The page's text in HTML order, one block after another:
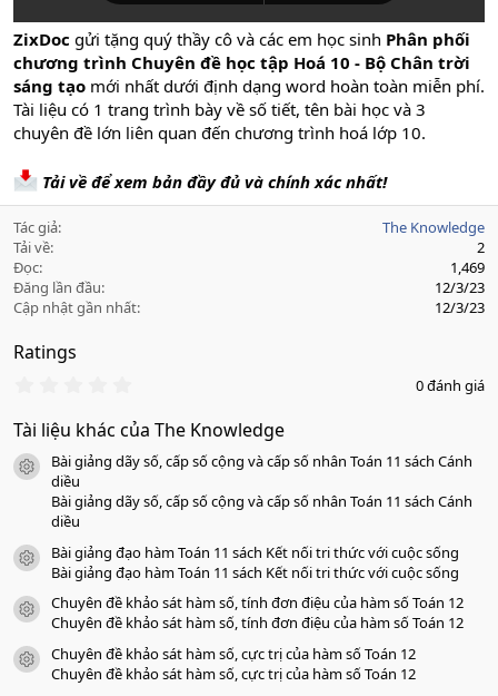
ZixDoc gửi tặng quý thầy cô và các em học sinh Phân phối
chương trình Chuyên đề học tập Hoá 10 - Bộ Chân trời
sáng tạo mới nhất dưới định dạng word hoàn toàn miễn phí.
Tài liệu có 1 trang trình bày về số tiết, tên bài học và 3
chuyên đề lớn liên quan đến chương trình hoá lớp 10.
Tải về để xem bản đầy đủ và chính xác nhất!
Tác giả
The Knowledge
Tải về
2
Đọc
1,469
Đăng lần đầu
12/3/23
Cập nhật gần nhất
12/3/23
Ratings
0
0
a
0 đánh giá
Tài liệu khác của The Knowledge
icon tài liệu
Bài giảng dãy số, cấp số cộng và cấp số nhân Toán 11 sách Cánh
diều
Bài giảng dãy số, cấp số cộng và cấp số nhân Toán 11 sách Cánh
diều
icon tài liệu
Bài giảng đạo hàm Toán 11 sách Kết nối tri thức với cuộc sống
Bài giảng đạo hàm Toán 11 sách Kết nối tri thức với cuộc sống
icon tài liệu
Chuyên đề khảo sát hàm số, tính đơn điệu của hàm số Toán 12
Chuyên đề khảo sát hàm số, tính đơn điệu của hàm số Toán 12
icon tài liệu
Chuyên đề khảo sát hàm số, cực trị của hàm số Toán 12
Chuyên đề khảo sát hàm số, cực trị của hàm số Toán 12